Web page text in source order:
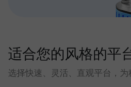
适合您的风格的平
选择快速、灵活、直观平台，